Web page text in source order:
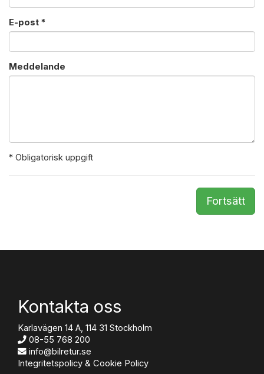
E-post *
Meddelande
* Obligatorisk uppgift
Fortsätt
Kontakta oss
Karlavägen 14 A, 114 31 Stockholm
08-55 768 200
info@bilretur.se
Integritetspolicy & Cookie Policy